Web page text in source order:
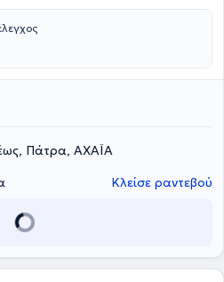
Πάτρα, ΑΧΑΪΑ
Κλείσε ραντεβού